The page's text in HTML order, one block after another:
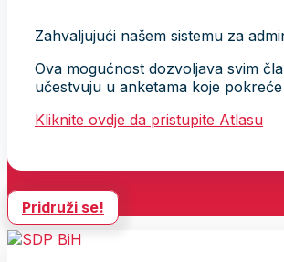
Zahvaljujući našem sistemu za
Ova mogućnost dozvoljava svim
učestvuju u anketama koje
Kliknite ovdje da pristupite Atlasu
Pridruži se!